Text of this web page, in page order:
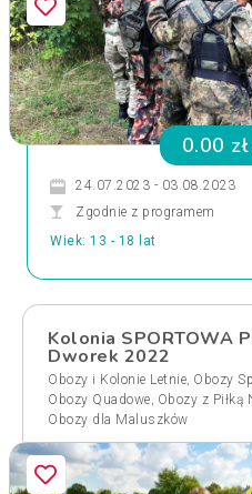
0.00 zł
24.07.2023 - 03.08.2023
Zgodnie z programem
Wiek: 13 - 18 lat
Kolonia SPORTOWA
Dworek 2022
Obozy i Kolonie Letnie, Obozy
Obozy Quadowe, Obozy z Piłką
Obozy dla Maluszków